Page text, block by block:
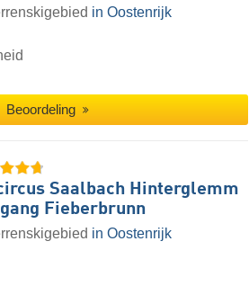
in Oostenrijk
Beoordeling
Saalbach Hinterglemm
Fieberbrunn
in Oostenrijk